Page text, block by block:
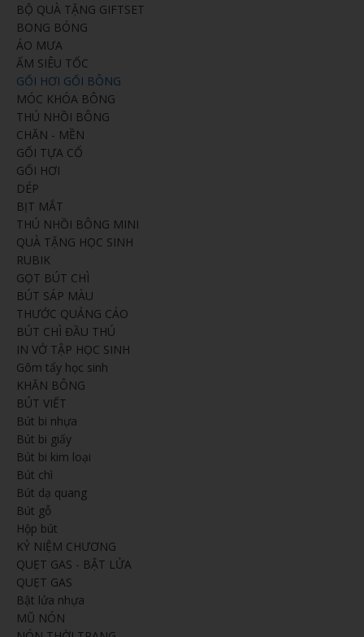
BỘ QUÀ TẶNG GIFTSET
BONG BÓNG
ÁO MƯA
ẤM SIÊU TỐC
GỐI HƠI GỐI BÔNG
MÓC KHÓA BÔNG
THÚ NHỒI BÔNG
CHĂN - MỀN
GỐI TỰA CỔ
GỐI HƠI
DÉP
BỊT MẮT
THÚ NHỒI BÔNG MINI
QUÀ TẶNG HỌC SINH
RUBIK
GỌT BÚT CHÌ
BÚT SÁP MÀU
THƯỚC QUẢNG CÁO
BÚT CHÌ ĐẦU THÚ
IN VỞ TẬP HỌC SINH
Gôm tẩy học sinh
KHĂN BÔNG
BÚT VIẾT
Bút bi nhựa
Bút bi giấy
Bút bi kim loại
Bút chì
Bút dạ quang
Bút gỗ
Hộp bút
KỶ NIỆM CHƯƠNG
QUẸT GAS - BẬT LỬA
QUẸT GAS
Bật lửa nhựa
MŨ NÓN